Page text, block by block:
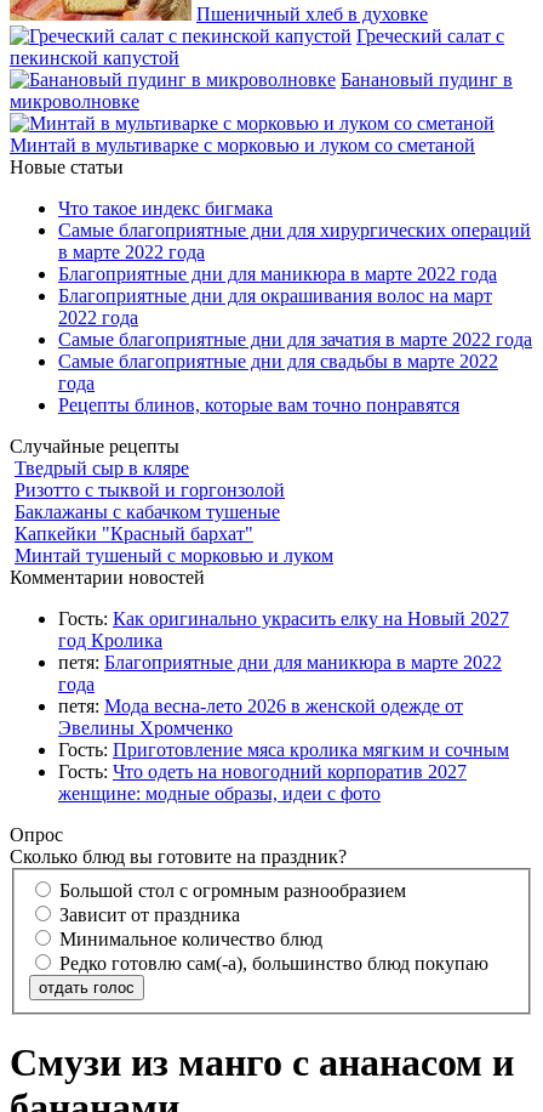
Пшеничный хлеб в духовке
Греческий салат с
пекинской капустой
Банановый пудинг в
микроволновке
Минтай в мультиварке с морковью и луком со сметаной
Новые статьи
Что такое индекс бигмака
Самые благоприятные дни для хирургических операций
в марте 2022 года
Благоприятные дни для маникюра в марте 2022 года
Благоприятные дни для окрашивания волос на март
2022 года
Самые благоприятные дни для зачатия в марте 2022 года
Самые благоприятные дни для свадьбы в марте 2022
года
Рецепты блинов, которые вам точно понравятся
Случайные рецепты
Тведрый сыр в кляре
Ризотто с тыквой и горгонзолой
Баклажаны с кабачком тушеные
Капкейки "Красный бархат"
Минтай тушеный с морковью и луком
Комментарии новостей
Гость: Как оригинально украсить елку на Новый 2027
год Кролика
петя: Благоприятные дни для маникюра в марте 2022
года
петя: Мода весна-лето 2026 в женской одежде от
Эвелины Хромченко
Гость: Приготовление мяса кролика мягким и сочным
Гость: Что одеть на новогодний корпоратив 2027
женщине: модные образы, идеи с фото
Опрос
Сколько блюд вы готовите на праздник?
Большой стол с огромным разнообразием
Зависит от праздника
Минимальное количество блюд
Редко готовлю сам(-а), большинство блюд покупаю
отдать голос
Смузи из манго с ананасом и